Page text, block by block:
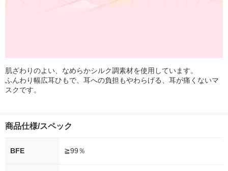
肌ざわりのよい、なめらかシルク調素材を使用しています。
ふんわり幅広耳ひもで、耳への負担もやわらげる、耳が痛くないマ
スクです。
商品仕様/スペック
BFE ≧99％